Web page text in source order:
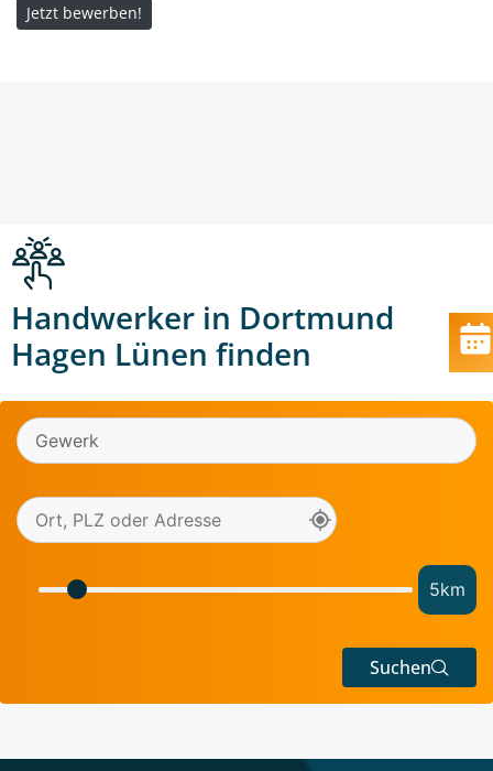
Jetzt bewerben!
Handwerker in Dortmund
Hagen Lünen finden
5km
Suchen